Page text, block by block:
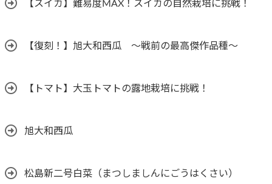
【スイカ】難易度MAX！スイカの自然栽培に挑戦！
【復刻！】旭大和西瓜 ～戦前の最高傑作品種～
【トマト】大玉トマトの露地栽培に挑戦！
旭大和西瓜
松島新二号白菜（まつしましんにごうはくさい）